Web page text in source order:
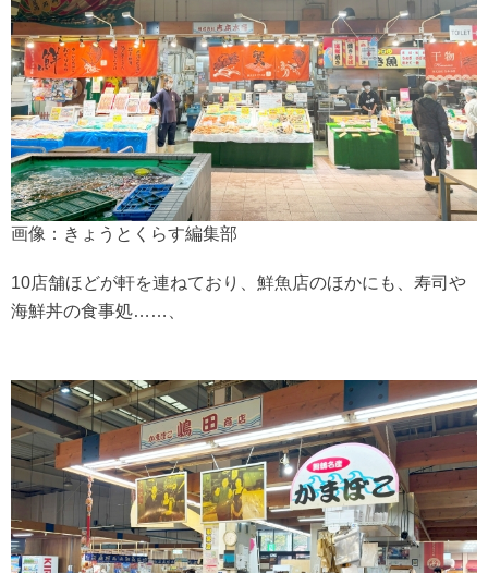
画像：きょうとくらす編集部
10店舗ほどが軒を連ねており、鮮魚店のほかにも、寿司や
海鮮丼の食事処……、